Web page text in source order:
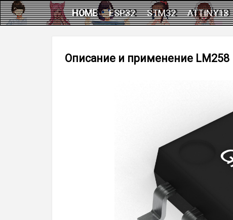
HOME ESP32 STM32 ATTINY13
Описание и применение LM258